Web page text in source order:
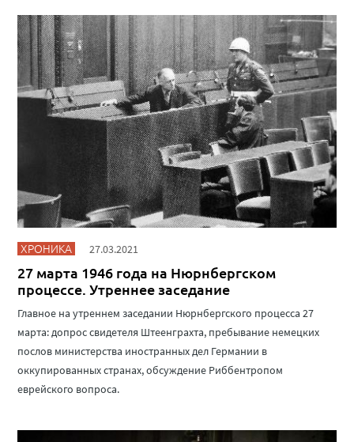
ХРОНИКА 27.03.2021
27 марта 1946 года на Нюрнбергском
процессе. Утреннее заседание
Главное на утреннем заседании Нюрнбергского процесса 27
марта: допрос свидетеля Штеенграхта, пребывание немецких
послов министерства иностранных дел Германии в
оккупированных странах, обсуждение Риббентропом
еврейского вопроса.